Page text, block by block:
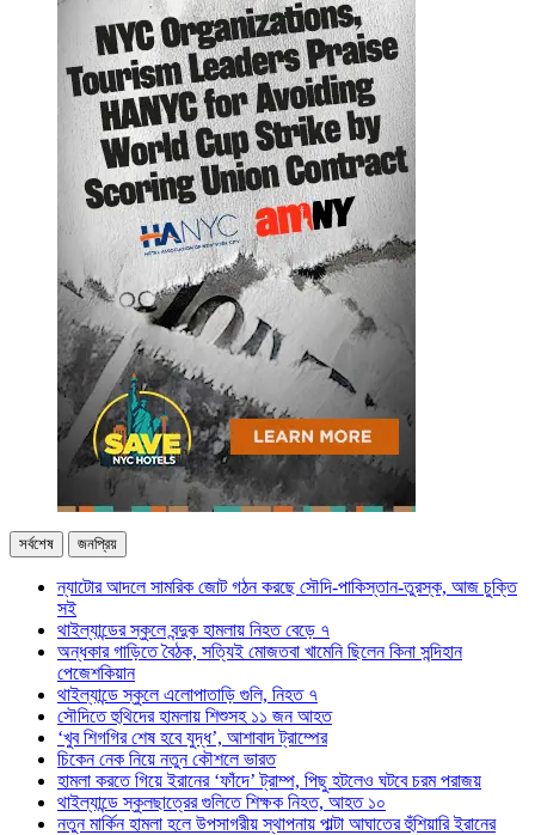
সর্বশেষ জনপ্রিয়
ন্যাটোর আদলে সামরিক জোট গঠন করছে সৌদি-পাকিস্তান-তুরস্ক, আজ চুক্তি
সই
থাইল্যান্ডের স্কুলে বন্দুক হামলায় নিহত বেড়ে ৭
অন্ধকার গাড়িতে বৈঠক, সত্যিই মোজতবা খামেনি ছিলেন কিনা সন্দিহান
পেজেশকিয়ান
থাইল্যান্ডে স্কুলে এলোপাতাড়ি গুলি, নিহত ৭
সৌদিতে হুথিদের হামলায় শিশুসহ ১১ জন আহত
‘খুব শিগগির শেষ হবে যুদ্ধ’, আশাবাদ ট্রাম্পের
চিকেন নেক নিয়ে নতুন কৌশলে ভারত
হামলা করতে গিয়ে ইরানের ‘ফাঁদে’ ট্রাম্প, পিছু হটলেও ঘটবে চরম পরাজয়
থাইল্যান্ডে স্কুলছাত্রের গুলিতে শিক্ষক নিহত, আহত ১০
নতুন মার্কিন হামলা হলে উপসাগরীয় স্থাপনায় পাল্টা আঘাতের হুঁশিয়ারি ইরানের